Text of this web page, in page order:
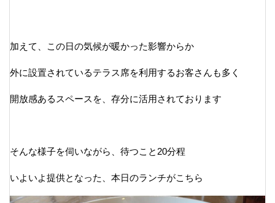
加えて、この日の気候が暖かった影響からか
外に設置されているテラス席を利用するお客さんも多く
開放感あるスペースを、存分に活用されております
そんな様子を伺いながら、待つこと20分程
いよいよ提供となった、本日のランチがこちら